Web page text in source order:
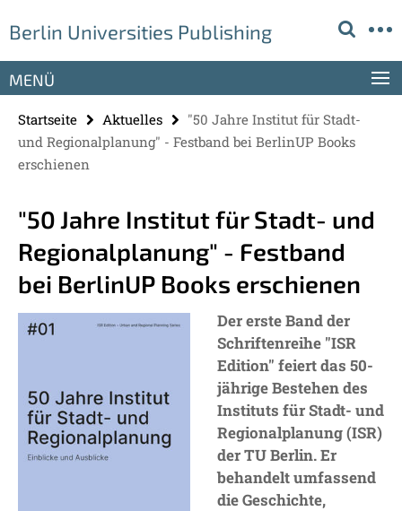
direkt
Inhalt
Berlin Universities Publishing
Service-
MENÜ
Startseite Aktuelles
"50 Jahre Institut für Stadt-
und Regionalplanung" - Festband bei BerlinUP Books
erschienen
"50 Jahre Institut für Stadt- und
Regionalplanung" - Festband
bei BerlinUP Books erschienen
Der erste Band der
Schriftenreihe "ISR
Edition" feiert das 50-
jährige Bestehen des
Instituts für Stadt- und
Regionalplanung (ISR)
der TU Berlin. Er
behandelt umfassend
die Geschichte,